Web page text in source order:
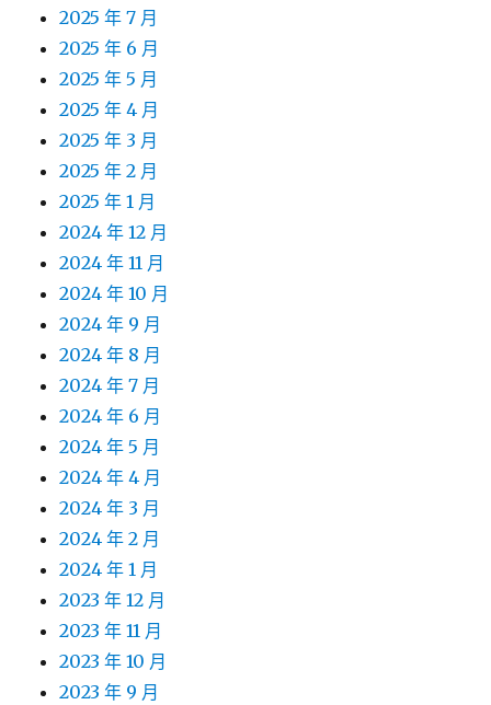
2025 年 7 月
2025 年 6 月
2025 年 5 月
2025 年 4 月
2025 年 3 月
2025 年 2 月
2025 年 1 月
2024 年 12 月
2024 年 11 月
2024 年 10 月
2024 年 9 月
2024 年 8 月
2024 年 7 月
2024 年 6 月
2024 年 5 月
2024 年 4 月
2024 年 3 月
2024 年 2 月
2024 年 1 月
2023 年 12 月
2023 年 11 月
2023 年 10 月
2023 年 9 月